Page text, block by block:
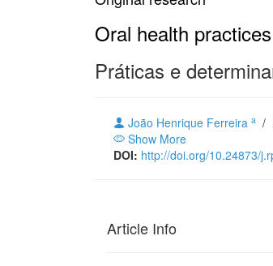
Oral health
Práticas e
João Henrique Ferreira a /
Show More
DOI: http://doi.org/10.24873/
Article Info